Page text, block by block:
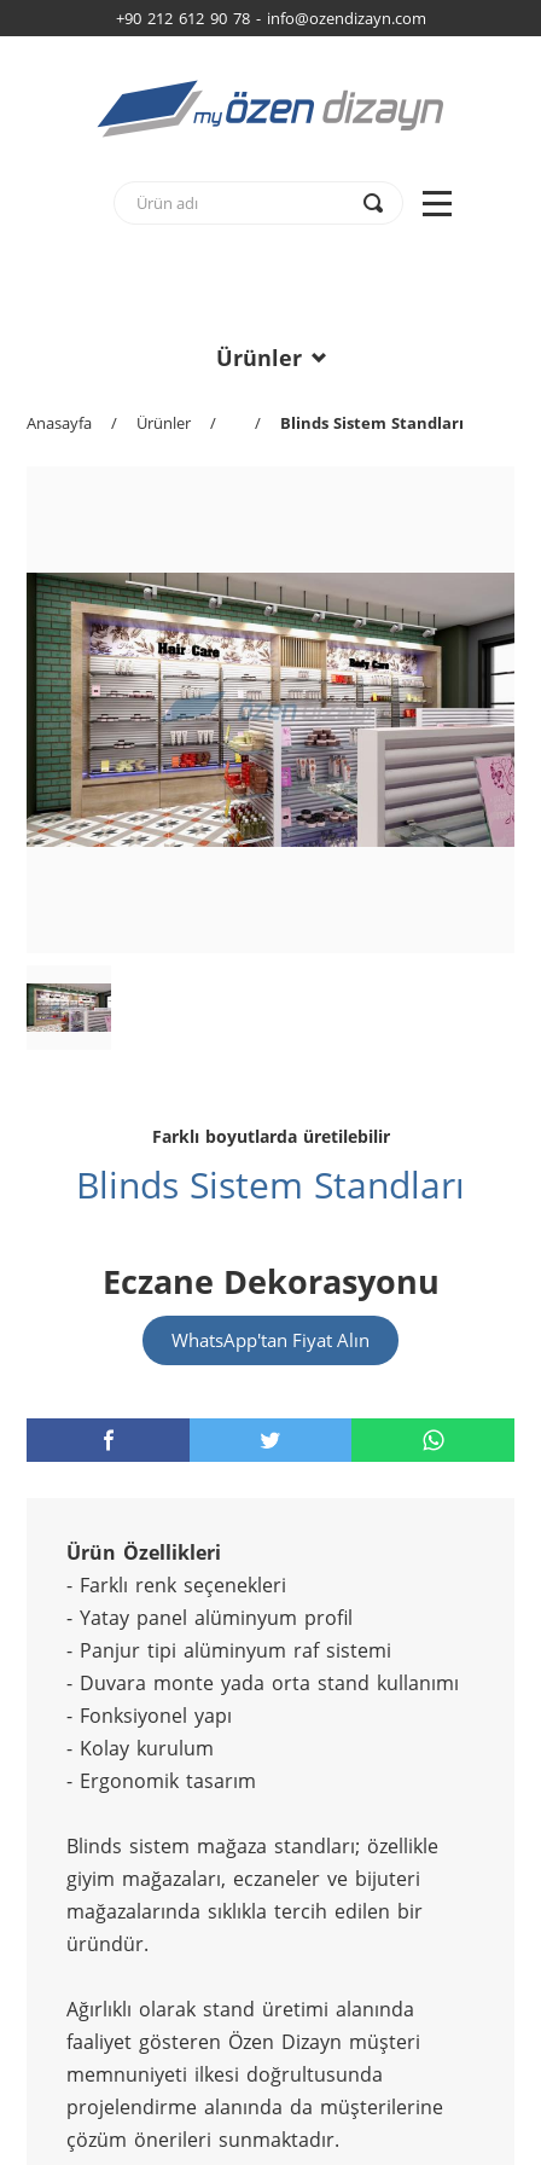
+90 212 612 90 78 - info@ozendizayn.com
Ürünler
Anasayfa / Ürünler / / Blinds Sistem Standları
Farklı boyutlarda üretilebilir
Blinds Sistem Standları
Eczane Dekorasyonu
WhatsApp'tan Fiyat Alın
Ürün Özellikleri
- Farklı renk seçenekleri
- Yatay panel alüminyum profil
- Panjur tipi alüminyum raf sistemi
- Duvara monte yada orta stand kullanımı
- Fonksiyonel yapı
- Kolay kurulum
- Ergonomik tasarım
Blinds sistem mağaza standları; özellikle
giyim mağazaları, eczaneler ve bijuteri
mağazalarında sıklıkla tercih edilen bir
üründür.
Ağırlıklı olarak stand üretimi alanında
faaliyet gösteren Özen Dizayn müşteri
memnuniyeti ilkesi doğrultusunda
projelendirme alanında da müşterilerine
çözüm önerileri sunmaktadır.